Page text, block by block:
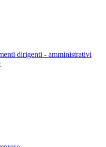
dirigenti - amministrativi